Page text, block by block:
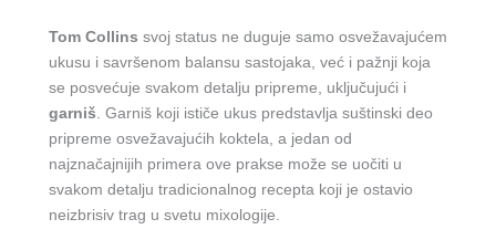
Tom Collins svoj status ne duguje samo osvežavajućem
ukusu i savršenom balansu sastojaka, već i pažnji koja
se posvećuje svakom detalju pripreme, uključujući i
garniš . Garniš koji ističe ukus predstavlja suštinski deo
pripreme osvežavajućih koktela, a jedan od
najznačajnijih primera ove prakse može se uočiti u
svakom detalju tradicionalnog recepta koji je ostavio
neizbrisiv trag u svetu mixologije.